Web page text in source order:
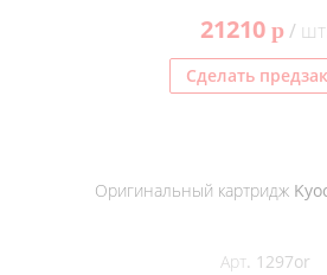
21210 p/
Сделать
Оригинальный картридж
Арт. 1297or